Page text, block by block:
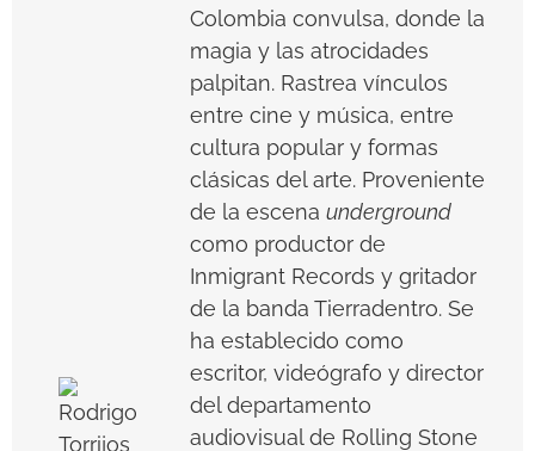
Colombia convulsa, donde la
magia y las atrocidades
palpitan. Rastrea vínculos
entre cine y música, entre
cultura popular y formas
clásicas del arte. Proveniente
de la escenaunderground
como productor de
Inmigrant Records y gritador
de la banda Tierradentro. Se
ha establecido como
escritor, videógrafo y director
del departamento
audiovisual de Rolling Stone